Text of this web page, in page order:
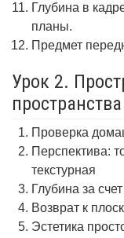
Глубина в
планы.
Предмет
Урок 2.
пространства
Проверка
Перспектива:
текстурная
Глубина за
Возврат к
Эстетика